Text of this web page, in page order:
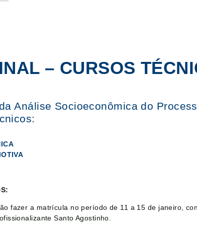
– CURSOS
Análise Socioeconômica do
fazer a matrícula no período de 11 a 15 de janeiro,
Santo Agostinho.